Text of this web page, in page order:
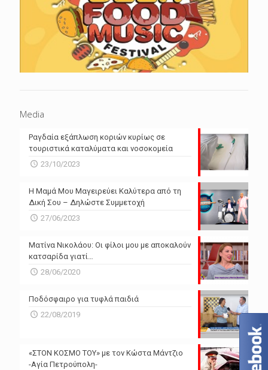
Media
Ραγδαία εξάπλωση κοριών κυρίως σε
τουριστικά καταλύματα και νοσοκομεία
23/10/2023
Η Μαμά Μου Μαγειρεύει Καλύτερα από τη
Δική Σου – Δηλώστε Συμμετοχή
27/06/2023
Ματίνα Νικολάου: Οι φίλοι μου με αποκαλούν
κατσαρίδα γιατί…
28/06/2020
Ποδόσφαιρο για τυφλά παιδιά
22/08/2019
«ΣΤΟΝ ΚΟΣΜΟ ΤΟΥ» με τον Κώστα Μάντζιο
-Αγία Πετρούπολη-